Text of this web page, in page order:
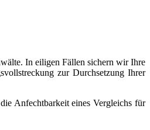
In eiligen Fällen sichern wir Ihre
zur Durchsetzung Ihrer
Anfechtbarkeit eines Vergleichs für